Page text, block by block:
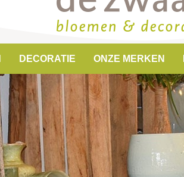
DECORATIE ONZE MERKEN